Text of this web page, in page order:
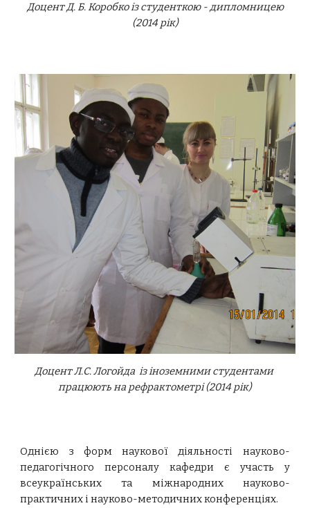
Доцент Д. Б. Коробко із студенткою - дипломницею
(2014 рік)
Доцент Л.С. Логойда із іноземними студентами
працюють на рефрактометрі (2014 рік)
Однією з форм наукової діяльності науково-
педагогічного персоналу кафедри є участь у
всеукраїнських та міжнародних науково-
практичних і науково-методичних конференціях.